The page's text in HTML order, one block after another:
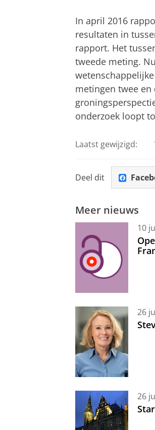
In april 2016
resultaten in
rapport. Het
tweede meting.
metingen twee
onderzoek loopt
Laatst gewijzigd:
Deel dit
Meer nieuws
10
26
26